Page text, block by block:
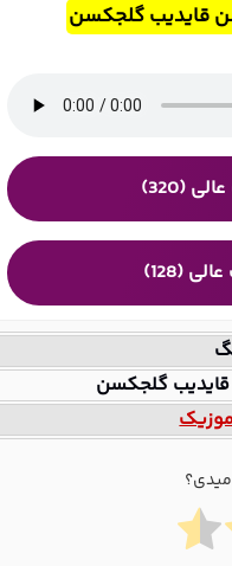
قایدیب گلجکسن
(320)
(128)
گلجکسن